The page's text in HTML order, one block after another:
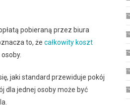
pobieraną przez biura
to, że całkowity koszt
jaki standard przewiduje pokój
dla jednej osoby może być